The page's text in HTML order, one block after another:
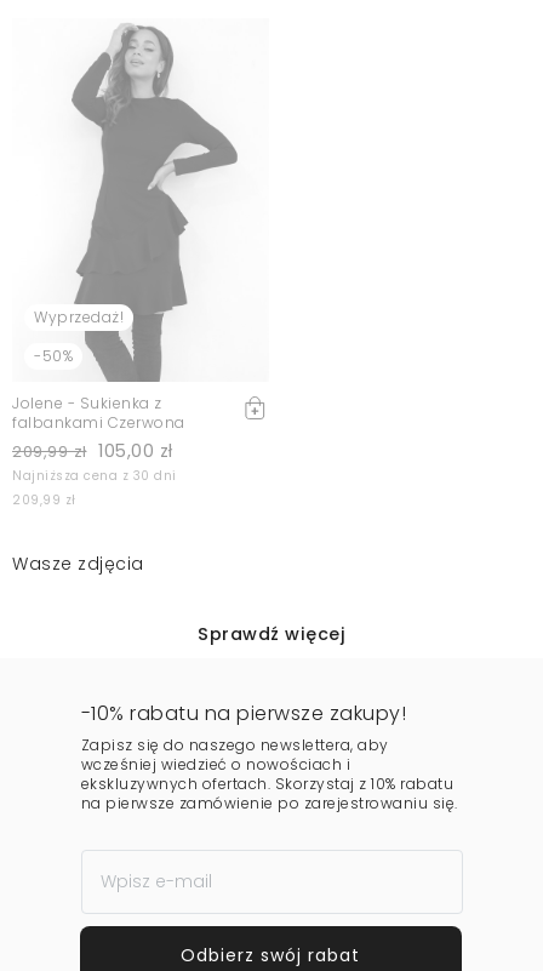
Wyprzedaż!
-50%
Jolene - Sukienka z
falbankami Czerwona
209,99 zł 105,00 zł
Najniższa cena z 30 dni
209,99 zł
Wasze zdjęcia
Sprawdź więcej
-10% rabatu na pierwsze zakupy!
Zapisz się do naszego newslettera, aby
wcześniej wiedzieć o nowościach i
ekskluzywnych ofertach. Skorzystaj z 10% rabatu
na pierwsze zamówienie po zarejestrowaniu się.